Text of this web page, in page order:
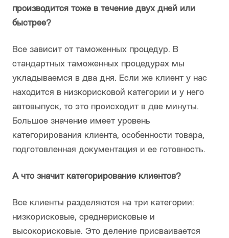
производится тоже в течение двух дней или
быстрее?
Все зависит от таможенных процедур. В
стандартных таможенных процедурах мы
укладываемся в два дня. Если же клиент у нас
находится в низкорисковой категории и у него
автовыпуск, то это происходит в две минуты.
Большое значение имеет уровень
категорирования клиента, особенности товара,
подготовленная документация и ее готовность.
А что значит категорирование клиентов?
Все клиенты разделяются на три категории:
низкорисковые, среднерисковые и
высокорисковые. Это деление присваивается